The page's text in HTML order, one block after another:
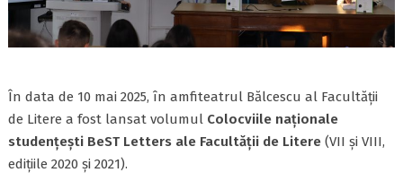
În data de 10 mai 2025, în amfiteatrul Bălcescu al Facultății
de Litere a fost lansat volumulColocviile naționale
studențești BeST Letters ale Facultății de Litere(VII și VIII,
edițiile 2020 și 2021).